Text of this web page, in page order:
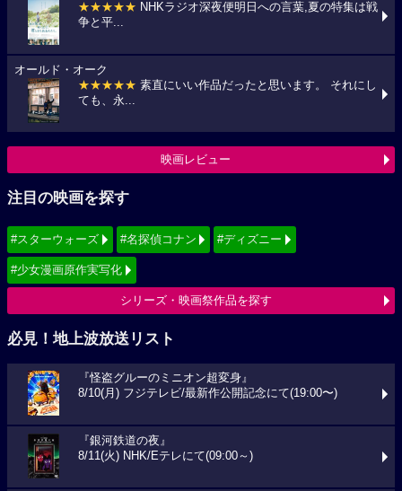
★★★★★ NHKラジオ深夜便明日への言葉,夏の特集は戦
争と平...
オールド・オーク
★★★★★ 素直にいい作品だったと思います。 それにし
ても、永...
映画レビュー
注目の映画を探す
#スターウォーズ #名探偵コナン #ディズニー
#少女漫画原作実写化
シリーズ・映画祭作品を探す
必見！地上波放送リスト
『怪盗グルーのミニオン超変身』
8/10(月) フジテレビ/最新作公開記念にて(19:00〜)
『銀河鉄道の夜』
8/11(火) NHK/Eテレにて(09:00～)